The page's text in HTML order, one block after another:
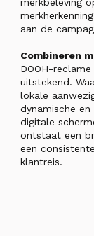
aan de
Combineren
DOOH-
uitstekend.
lokale
dynamische
digitale
ontstaat een
een
klantreis.